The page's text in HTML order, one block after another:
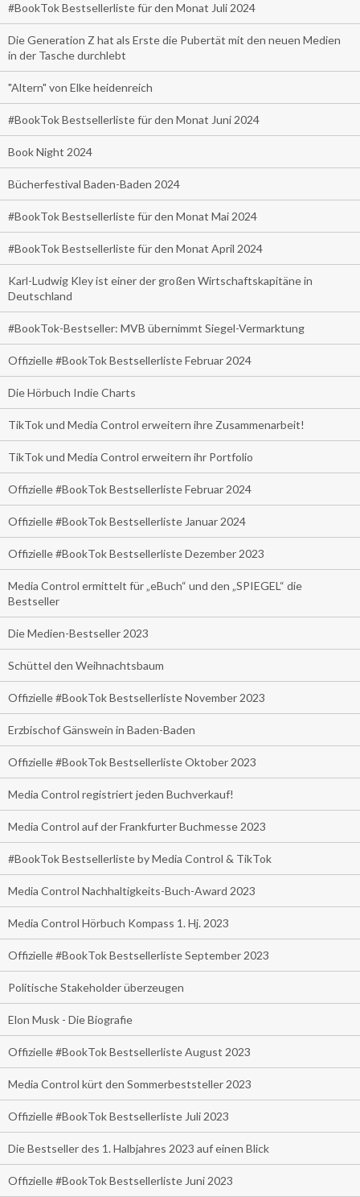
#BookTok Bestsellerliste für den Monat Juli 2024
Die Generation Z hat als Erste die Pubertät mit den neuen Medien
in der Tasche durchlebt
"Altern" von Elke heidenreich
#BookTok Bestsellerliste für den Monat Juni 2024
Book Night 2024
Bücherfestival Baden-Baden 2024
#BookTok Bestsellerliste für den Monat Mai 2024
#BookTok Bestsellerliste für den Monat April 2024
Karl-Ludwig Kley ist einer der großen Wirtschaftskapitäne in
Deutschland
#BookTok-Bestseller: MVB übernimmt Siegel-Vermarktung
Offizielle #BookTok Bestsellerliste Februar 2024
Die Hörbuch Indie Charts
TikTok und Media Control erweitern ihre Zusammenarbeit!
TikTok und Media Control erweitern ihr Portfolio
Offizielle #BookTok Bestsellerliste Februar 2024
Offizielle #BookTok Bestsellerliste Januar 2024
Offizielle #BookTok Bestsellerliste Dezember 2023
Media Control ermittelt für „eBuch“ und den „SPIEGEL“ die
Bestseller
Die Medien-Bestseller 2023
Schüttel den Weihnachtsbaum
Offizielle #BookTok Bestsellerliste November 2023
Erzbischof Gänswein in Baden-Baden
Offizielle #BookTok Bestsellerliste Oktober 2023
Media Control registriert jeden Buchverkauf!
Media Control auf der Frankfurter Buchmesse 2023
#BookTok Bestsellerliste by Media Control & TikTok
Media Control Nachhaltigkeits-Buch-Award 2023
Media Control Hörbuch Kompass 1. Hj. 2023
Offizielle #BookTok Bestsellerliste September 2023
Politische Stakeholder überzeugen
Elon Musk - Die Biografie
Offizielle #BookTok Bestsellerliste August 2023
Media Control kürt den Sommerbeststeller 2023
Offizielle #BookTok Bestsellerliste Juli 2023
Die Bestseller des 1. Halbjahres 2023 auf einen Blick
Offizielle #BookTok Bestsellerliste Juni 2023